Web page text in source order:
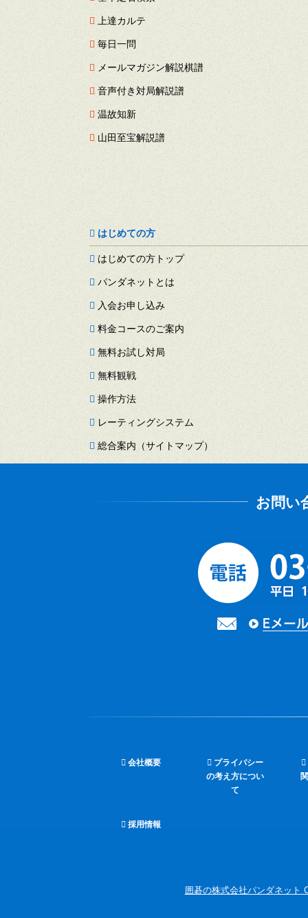
上達カルテ
毎日一問
メールマガジン解説棋譜
音声付き対局解説譜
温故知新
山田至宝解説譜
はじめての方
はじめての方トップ
パンダネットとは
入会お申し込み
料金コースのご案内
無料お試し対局
無料観戦
操作方法
レーティングシステム
総合案内（サイトマップ）
会社概要
プライバシー
の考え方につい
て
採用情報
囲碁の株式会社パンダネット